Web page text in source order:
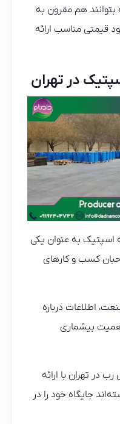
هم مقرون به
قیمتی مناسب ارائه
در تهران
اسپتیک به عنوان یکی
کسب و کارهای
اطلاعات درباره
بیشماری
در تهران با ارائه
جایگاه خود را در